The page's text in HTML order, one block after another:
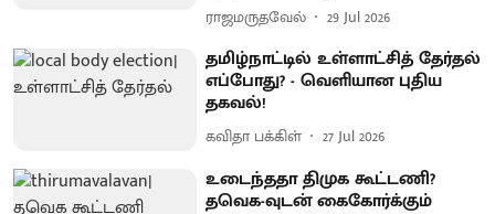
ராஜமருதவேல் 29 Jul 2026
தமிழ்நாட்டில் உள்ளாட்சித் தேர்தல்
எப்போது? - வெளியான புதிய
தகவல்!
கவிதா பக்கிள் 27 Jul 2026
உடைந்ததா திமுக கூட்டணி?
தவெக-வுடன் கைகோர்க்கும்